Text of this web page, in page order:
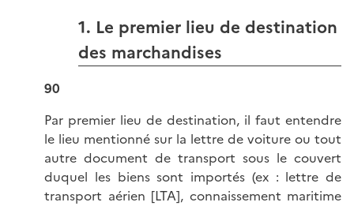
1. Le premier lieu de destination
des marchandises
90
Par premier lieu de destination, il faut entendre
le lieu mentionné sur la lettre de voiture ou tout
autre document de transport sous le couvert
duquel les biens sont importés (ex : lettre de
transport aérien [LTA], connaissement maritime